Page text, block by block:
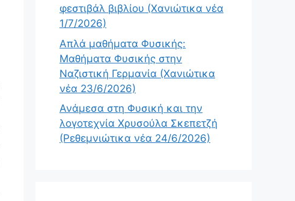
φεστιβάλ βιβλίου (Χανιώτικα νέα
1/7/2026)
Απλά μαθήματα Φυσικής:
Μαθήματα Φυσικής στην
Ναζιστική Γερμανία (Χανιώτικα
νέα 23/6/2026)
Ανάμεσα στη Φυσική και την
λογοτεχνία Χρυσούλα Σκεπετζή
(Ρεθεμνιώτικα νέα 24/6/2026)